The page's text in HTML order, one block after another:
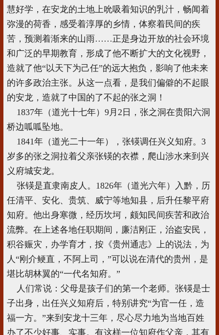
慧好学，在安龙的土地上吮吸着知识的乳汁，畅闻着
弥漫的荷香，感受着淳厚的乡情，体察着民间的疾
苦，预测着渐来的山雨……正是身边开放的社会环境
和广泛的早期教育，形成了他不断扩大的文化视野，
造就了他“以天下为己任”的远大抱负，影响了他未来
的许多政治主张。从这一点看，是我们偏僻的不起眼
的安龙，造就了中国的了不起的张之洞！
1837年（道光十七年）9月2日，张之洞在贵阳六洞
桥边呱呱坠地。
1841年（道光二十一年），张锳调任兴义知府。3
岁多的张之洞拉着父亲张锳的衣襟，爬山涉水来到兴
义府城安龙。
张锳是直隶南皮人。1826年（道光六年）入黔，历
任清平、安化、贵筑、威宁等地知县，后升任黎平府
知府。他出身寒微，经历坎坷，颇知民间疾苦和政治
流弊。在上述各地任职期间，廉洁刚正，治盗安民，
积谷赈灾，办学育才，按《贵州通志》上的说法，为
人“刚介鲠直，不阿上司，”可以说在清代的贵州，是
堪比胡林翼的“一代名知府。”
人们常说：父母是孩子们的第一个老师。张锳是士
子出身，出任兴义知府后，特别讲究“为官一任，造
福一方。”来到安龙十三年，尽心尽力地为当地百姓
办了不少好事、实事。有这样一位知府作父亲，其有